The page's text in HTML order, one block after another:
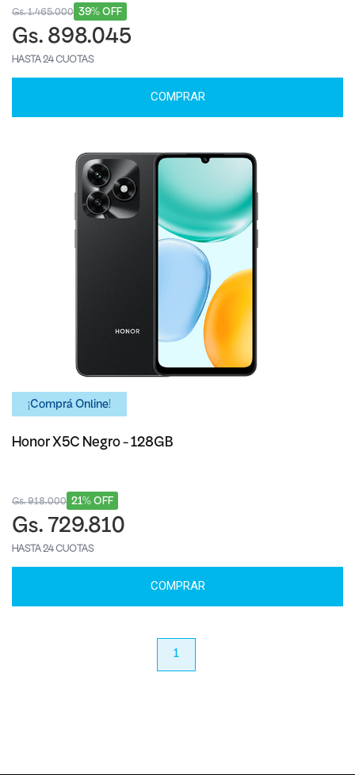
39% OFF
Gs. 1.465.000
Gs. 898.045
HASTA 24 CUOTAS
COMPRAR
¡Comprá Online!
Honor X5C Negro - 128GB
21% OFF
Gs. 918.000
Gs. 729.810
HASTA 24 CUOTAS
COMPRAR
1